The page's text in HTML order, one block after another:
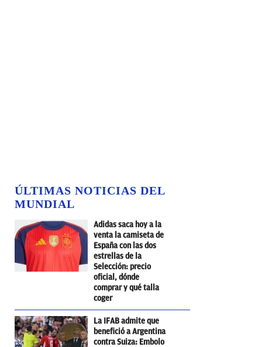
ÚLTIMAS NOTICIAS DEL
MUNDIAL
Adidas saca hoy a la
venta la camiseta de
España con las dos
estrellas de la
Selección: precio
oficial, dónde
comprar y qué talla
coger
La IFAB admite que
benefició a Argentina
contra Suiza: Embolo